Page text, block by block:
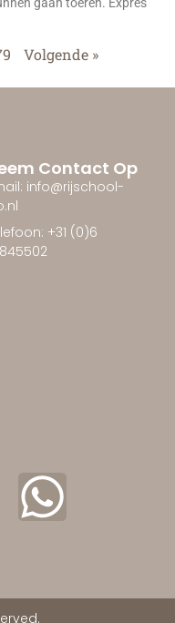
Volgende »
Contact Op
info@rijschool-
+31 (0)6